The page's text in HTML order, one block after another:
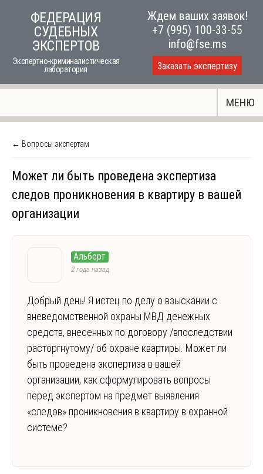
ФЕДЕРАЦИЯ
СУДЕБНЫХ
ЭКСПЕРТОВ
Экспертно-криминалистическая
лаборатория
Ждем ваших заявок!
+7 (995) 100-33-55
info@fse.ms
Заказать экспертизу
МЕНЮ
← Вопросы экспертам
Может ли быть проведена экспертиза
следов проникновения в квартиру в вашей
организации
Альберт
2 года назад
Добрый день! Я истец по делу о взыскании с
вневедомственной охраны МВД денежных
средств, внесенных по договору /впоследствии
расторгнутому/ об охране квартиры. Может ли
быть проведена экспертиза в вашей
организации, как сформулировать вопросы
перед экспертом на предмет выявления
«следов» проникновения в квартиру в охранной
системе?